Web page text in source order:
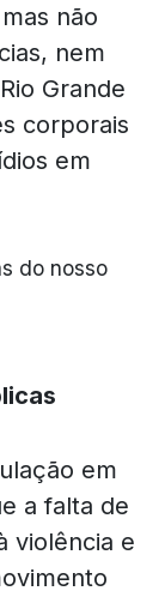
não
nem
Grande
corporais
em
do nosso
em
a falta de
violência e